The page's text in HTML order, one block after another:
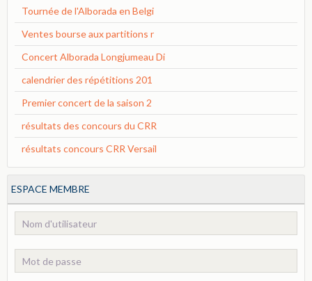
Tournée de l'Alborada en Belgi
Ventes bourse aux partitions r
Concert Alborada Longjumeau Di
calendrier des répétitions 201
Premier concert de la saison 2
résultats des concours du CRR
résultats concours CRR Versail
ESPACE MEMBRE